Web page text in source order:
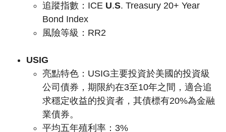
追蹤指數： ICE U.S. Treasury 20+ Year
Bond Index
風險等級：RR2
USIG
亮點特色： USIG主要投資於美國的投資級
公司債券，期限約在3至10年之間，適合追
求穩定收益的投資者，其債標有20%為金融
業債券。
平均五年殖利率：3%